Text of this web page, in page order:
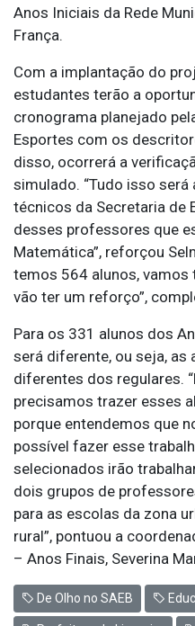
Anos Iniciais da Rede
França.
Com a implantação do
estudantes terão a
cronograma planejado
Esportes com os
disso, ocorrerá a
simulado. “Tudo isso
técnicos da Secretaria de
desses professores que
Matemática”, reforçou
temos 564 alunos, vamos
vão ter um reforço”,
Para os 331 alunos dos
será diferente, ou seja,
diferentes dos regulares.
precisamos trazer esses
porque entendemos que
possível fazer esse
selecionados irão
dois grupos de
para as escolas da zona
rural”, pontuou a
– Anos Finais, Severina
De Olho no SAEB